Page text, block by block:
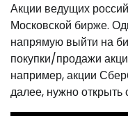
Акции ведущих
Московской бирже.
напрямую выйти на
покупки/продажи
например, акции
далее, нужно открыть